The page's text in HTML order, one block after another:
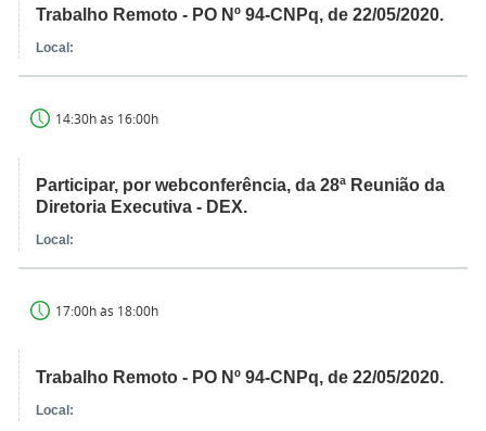
Trabalho Remoto - PO Nº 94-CNPq, de 22/05/2020.
Local:
14:30h às 16:00h
Participar, por webconferência, da 28ª Reunião da
Diretoria Executiva - DEX.
Local:
17:00h às 18:00h
Trabalho Remoto - PO Nº 94-CNPq, de 22/05/2020.
Local: